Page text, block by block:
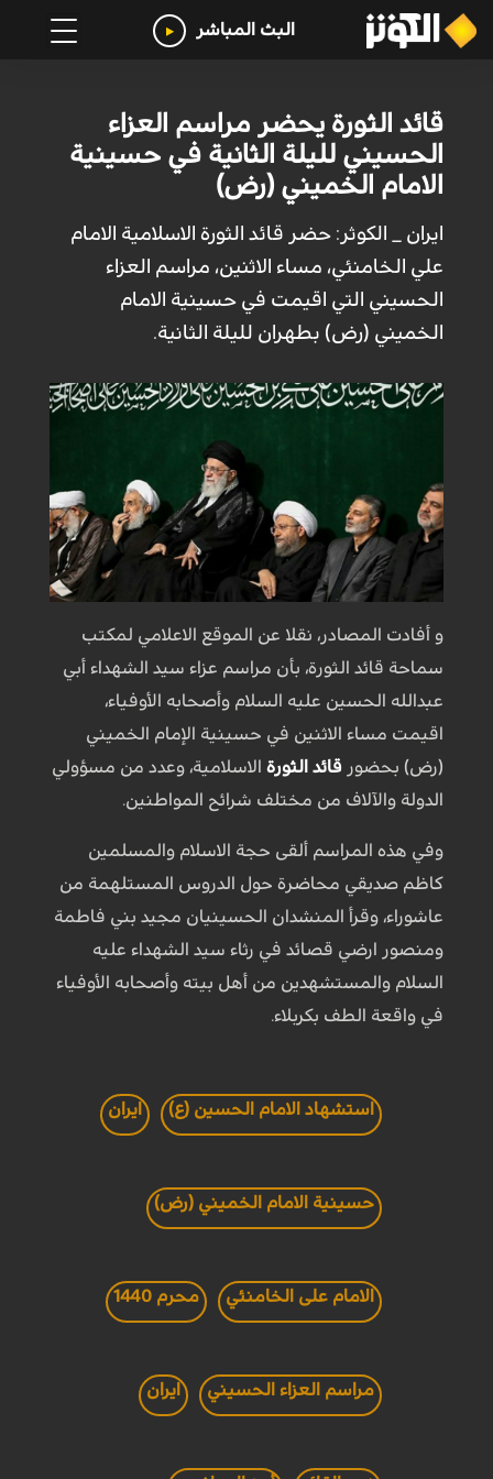
البث المباشر
قائد الثورة يحضر مراسم العزاء
الحسيني لليلة الثانية في حسينية
الامام الخميني (رض)
ايران _ الكوثر: حضر قائد الثورة الاسلامية الامام
علي الخامنئي، مساء الاثنين، مراسم العزاء
الحسيني التي اقيمت في حسينية الامام
الخميني (رض) بطهران لليلة الثانية.
و أفادت المصادر، نقلا عن الموقع الاعلامي لمكتب
سماحة قائد الثورة، بأن مراسم عزاء سيد الشهداء أبي
عبدالله الحسين عليه السلام وأصحابه الأوفياء،
اقيمت مساء الاثنين في حسينية الإمام الخميني
(رض) بحضور قائد الثورةالاسلامية، وعدد من مسؤولي
الدولة والآلاف من مختلف شرائح المواطنين.
وفي هذه المراسم ألقى حجة الاسلام والمسلمين
كاظم صديقي محاضرة حول الدروس المستلهمة من
عاشوراء، وقرأ المنشدان الحسينيان مجيد بني فاطمة
ومنصور ارضي قصائد في رثاء سيد الشهداء عليه
السلام والمستشهدين من أهل بيته وأصحابه الأوفياء
في واقعة الطف بكربلاء.
استشهاد الامام الحسين (ع) ايران
حسينية الامام الخميني (رض)
الامام على الخامنئي محرم 1440
مراسم العزاء الحسيني ايران